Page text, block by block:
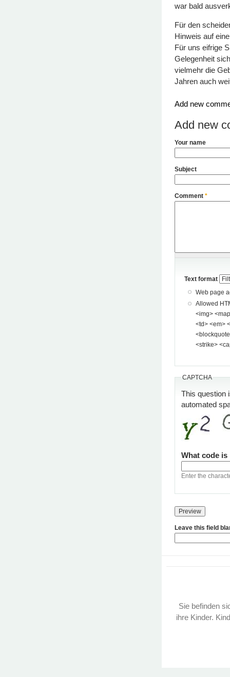
war bald
Für den
Hinweis auf
Für uns eifrige
Gelegenheit
vielmehr die
Jahren auch
Add new
Add new
Your name
Subject
Comment *
Text format
Web page
Allowed HTML tags: <a> <p> <span> <div>
<img> <map> <area> <hr> <br>
<td> <em> <b> <u> <i>
<blockquote> <pre>
<strike>
CAPTCHA
This question
automated
What code
Enter the
Leave this field
Sie befinden
ihre Kinder.